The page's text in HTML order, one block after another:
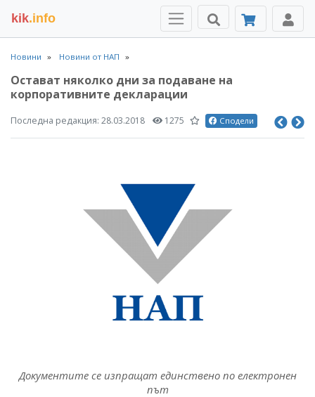
kik.info
Новини Новини от НАП
Остават няколко дни за подаване на
корпоративните декларации
Последна редакция: 28.03.2018 1275 Сподели
Документите се изпращат единствено по електронен
път